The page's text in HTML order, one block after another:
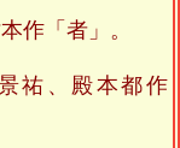
作「者」。
祐、殿本都作